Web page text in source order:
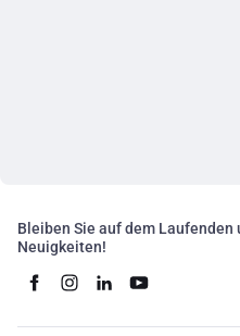
Bleiben Sie auf dem Laufenden
Neuigkeiten!